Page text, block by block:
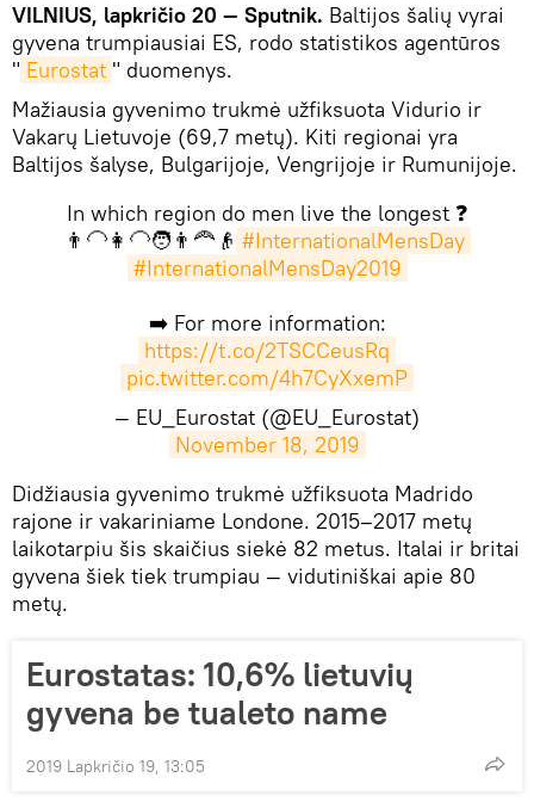
VILNIUS, lapkričio 20 — Sputnik. Baltijos šalių vyrai
gyvena trumpiausiai ES, rodo statistikos agentūros
" Eurostat " duomenys.
Mažiausia gyvenimo trukmė užfiksuota Vidurio ir
Vakarų Lietuvoje (69,7 metų). Kiti regionai yra
Baltijos šalyse, Bulgarijoje, Vengrijoje ir Rumunijoje.
In which region do men live the longest ❓
👨‍🦲👩‍🦲🧑👨‍🦰👴 #InternationalMensDay
#InternationalMensDay2019
➡️ For more information:
https://t.co/2TSCCeusRq
pic.twitter.com/4h7CyXxemP
— EU_Eurostat (@EU_Eurostat)
November 18, 2019
Didžiausia gyvenimo trukmė užfiksuota Madrido
rajone ir vakariniame Londone. 2015–2017 metų
laikotarpiu šis skaičius siekė 82 metus. Italai ir britai
gyvena šiek tiek trumpiau — vidutiniškai apie 80
metų.
Eurostatas: 10,6% lietuvių
gyvena be tualeto name
2019 Lapkričio 19, 13:05